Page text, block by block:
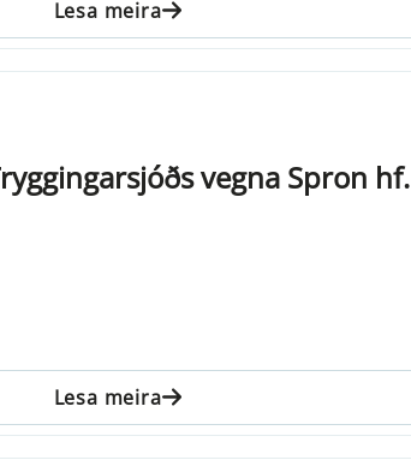
Lesa meira
vegna Spron hf.
Lesa meira